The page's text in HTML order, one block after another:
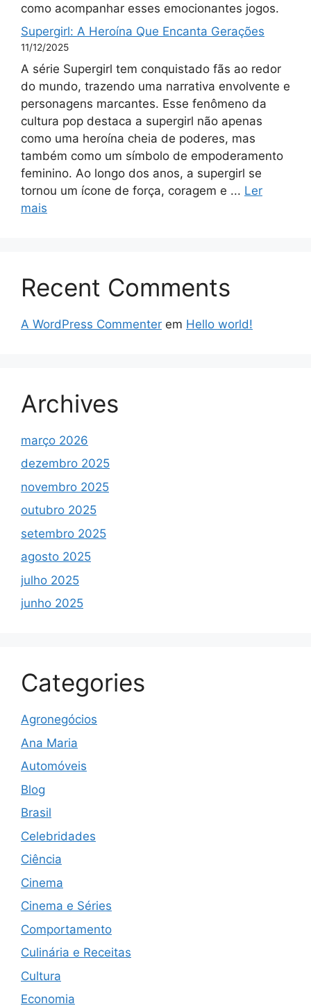
como acompanhar esses emocionantes jogos.
Supergirl: A Heroína Que Encanta Gerações
11/12/2025
A série Supergirl tem conquistado fãs ao redor
do mundo, trazendo uma narrativa envolvente e
personagens marcantes. Esse fenômeno da
cultura pop destaca a supergirl não apenas
como uma heroína cheia de poderes, mas
também como um símbolo de empoderamento
feminino. Ao longo dos anos, a supergirl se
tornou um ícone de força, coragem e ... Ler
mais
Recent Comments
A WordPress Commenter em Hello world!
Archives
março 2026
dezembro 2025
novembro 2025
outubro 2025
setembro 2025
agosto 2025
julho 2025
junho 2025
Categories
Agronegócios
Ana Maria
Automóveis
Blog
Brasil
Celebridades
Ciência
Cinema
Cinema e Séries
Comportamento
Culinária e Receitas
Cultura
Economia